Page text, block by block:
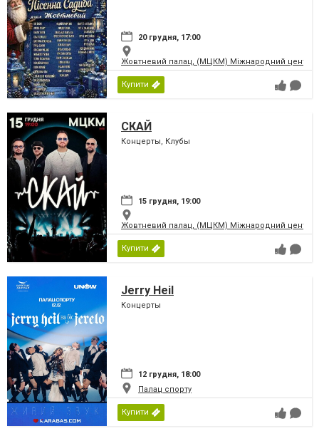
20 грудня, 17:00
Жовтневий палац, (МЦКМ) Міжнародний центр
Купити
СКАЙ
Концерты, Клубы
15 грудня, 19:00
Жовтневий палац, (МЦКМ) Міжнародний центр
Купити
Jerry Heil
Концерты
12 грудня, 18:00
Палац спорту
Купити